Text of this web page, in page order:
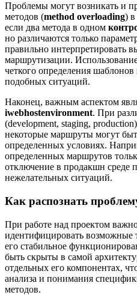
Проблемы могут возникать и
методов (method overloading) в
если два метода в одном
но различаются только
правильно интерпретировать
маршрутизации.
четкого определения
подобных ситуаций.
Наконец, важным аспектом
iwebhostenvironment. При
(development, staging,
некоторые маршруты могут
определенных условиях.
определенных маршрутов
отключение в продакшн среде
нежелательных ситуаций.
Как распознать
При работе над проектом
идентифицировать возможные
его стабильное
быть скрыты в самой
отдельных его компонентах,
анализа и понимания
методов.